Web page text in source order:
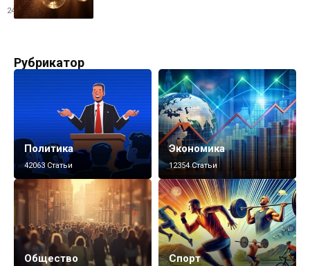
24.11.2025
Рубрикатор
Политика
42063 Статьи
Экономика
12354 Статьи
Общество Спорт